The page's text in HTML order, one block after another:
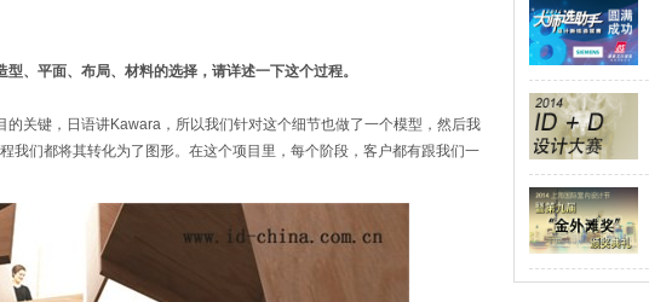
、平面、布局、材料的选择，请详述一下这个过程。
关键，日语讲Kawara，所以我们针对这个细节也做了一个模型，然后我
我们都将其转化为了图形。在这个项目里，每个阶段，客户都有跟我们一